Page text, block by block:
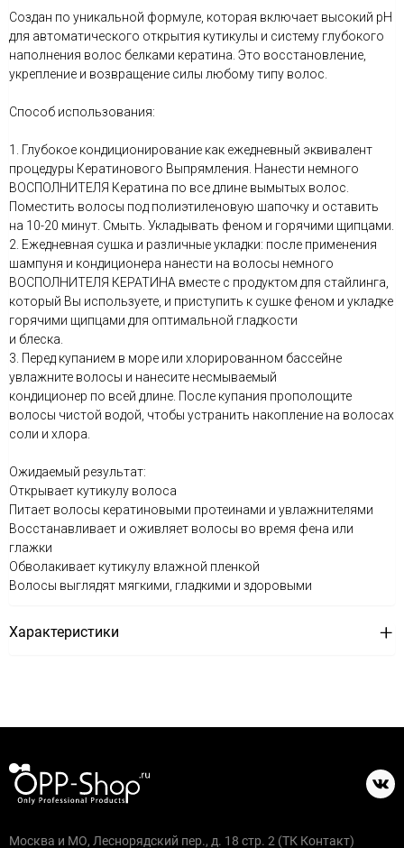
Создан по уникальной формуле, которая включает высокий рH
для автоматического открытия кутикулы и систему глубокого
наполнения волос белками кератина. Это восстановление,
укрепление и возвращение силы любому типу волос.
Способ использования:
1. Глубокое кондиционирование как ежедневный эквивалент
процедуры Кератинового Выпрямления. Нанести немного
ВОСПОЛНИТЕЛЯ Кератина по все длине вымытых волос.
Поместить волосы под полиэтиленовую шапочку и оставить
на 10-20 минут. Смыть. Укладывать феном и горячими щипцами.
2. Ежедневная сушка и различные укладки: после применения
шампуня и кондиционера нанести на волосы немного
ВОСПОЛНИТЕЛЯ КЕРАТИНА вместе с продуктом для стайлинга,
который Вы используете, и приступить к сушке феном и укладке
горячими щипцами для оптимальной гладкости
и блеска.
3. Перед купанием в море или хлорированном бассейне
увлажните волосы и нанесите несмываемый
кондиционер по всей длине. После купания прополощите
волосы чистой водой, чтобы устранить накопление на волосах
соли и хлора.
Ожидаемый результат:
Открывает кутикулу волоса
Питает волосы кератиновыми протеинами и увлажнителями
Восстанавливает и оживляет волосы во время фена или
глажки
Обволакивает кутикулу влажной пленкой
Волосы выглядят мягкими, гладкими и здоровыми
Характеристики
Москва и МО, Леснорядский пер., д. 18 стр. 2 (ТК Контакт)